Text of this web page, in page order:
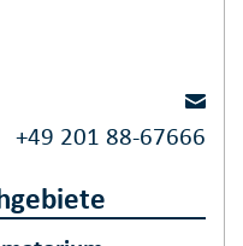
+49 201 88-67666